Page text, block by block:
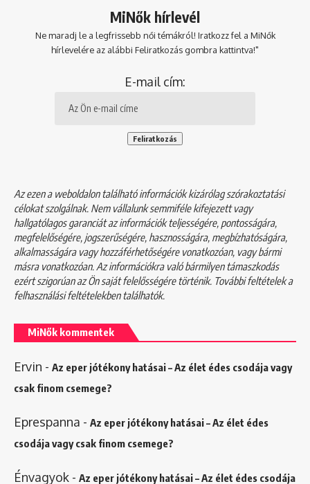
MiNők hírlevél
Ne maradj le a legfrissebb női témákról! Iratkozz fel a MiNők
hírlevelére az alábbi Feliratkozás gombra kattintva!"
E-mail cím:
Az ezen a weboldalon található információk kizárólag szórakoztatási
célokat szolgálnak. Nem vállalunk semmiféle kifejezett vagy
hallgatólagos garanciát az információk teljességére, pontosságára,
megfelelőségére, jogszerűségére, hasznosságára, megbízhatóságára,
alkalmasságára vagy hozzáférhetőségére vonatkozóan, vagy bármi
másra vonatkozóan. Az információkra való bármilyen támaszkodás
ezért szigorúan az Ön saját felelősségére történik. További feltételek a
felhasználási feltételekbentalálhatók.
MiNők kommentek
Ervin - Az eper jótékony hatásai – Az élet édes csodája vagy
csak finom csemege?
Eprespanna - Az eper jótékony hatásai – Az élet édes
csodája vagy csak finom csemege?
Énvagyok - Az eper jótékony hatásai – Az élet édes csodája